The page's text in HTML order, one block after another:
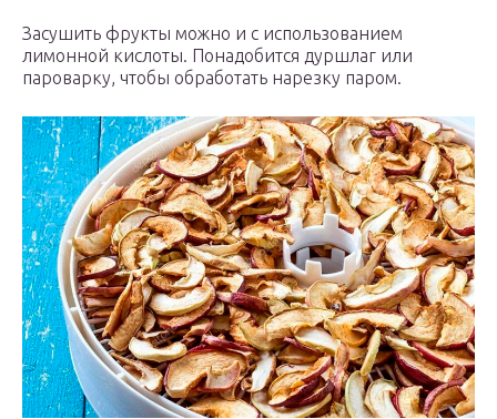
Засушить фрукты можно и с использованием
лимонной кислоты. Понадобится дуршлаг или
пароварку, чтобы обработать нарезку паром.